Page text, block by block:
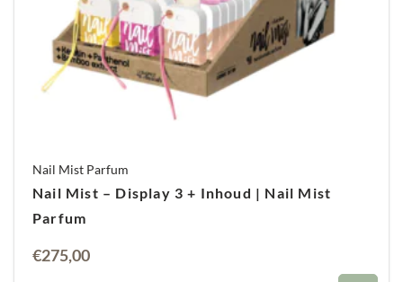
Nail Mist Parfum
Nail Mist – Display 3 + Inhoud | Nail Mist
Parfum
Oorspronkelijke
€275,00Huidige